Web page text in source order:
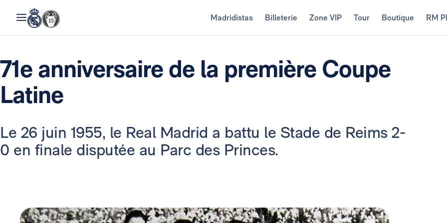
Madridistas Billeterie Zone VIP Tour Boutique RM
71e anniversaire de la première Coupe
Latine
Le 26 juin 1955, le Real Madrid a battu le Stade de Reims 2-
0 en finale disputée au Parc des Princes.